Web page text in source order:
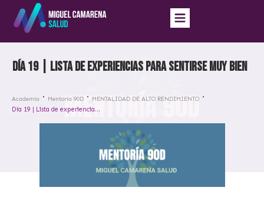
Día 19 | Lista de experiencias para sentirse muy bien
Academia Mentoría 90D MENTALIDAD DE ALTO RENDIMIENTO
Día 19 | Lista de experiencias para sentirse muy bien